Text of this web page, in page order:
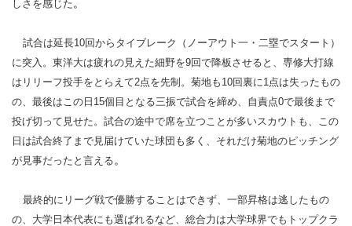
しさを感じた 。
試合は延長10回からタイブレーク（ノーアウト一・二塁でスタート）
に突入。東洋大は疲れの見えた細野を9回で降板させると、専修大打線
はリリーフ投手をとらえて2点を先制。菊地も10回裏に1点は失ったもの
の、最後はこの日15個目となる三振で試合を締め、自責点0で最後まで
投げ切って見せた。試合の途中で席を立つことが多いスカウトも、この
日は試合終了まで見届けていた球団も多く、それだけ菊地のピッチング
が見事だったと言える 。
最終的にリーグ戦で優勝することはできず、一部昇格は逃したもの
の、大学日本代表にも選ばれるなど、総合力は大学球界でもトップクラ